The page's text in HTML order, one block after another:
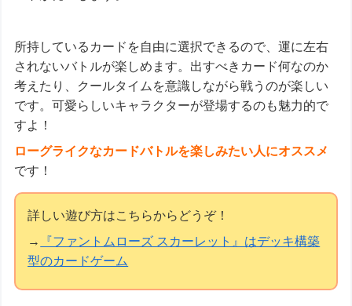
所持しているカードを自由に選択できるので、運に左右
されないバトルが楽しめます。出すべきカード何なのか
考えたり、クールタイムを意識しながら戦うのが楽しい
です。可愛らしいキャラクターが登場するのも魅力的で
すよ！
ローグライクなカードバトルを楽しみたい人にオススメ
です！
詳しい遊び方はこちらからどうぞ！
→
『ファントムローズ スカーレット』はデッキ構築
型のカードゲーム